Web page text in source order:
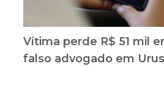
Vítima perde R$ 51 mil
falso advogado em